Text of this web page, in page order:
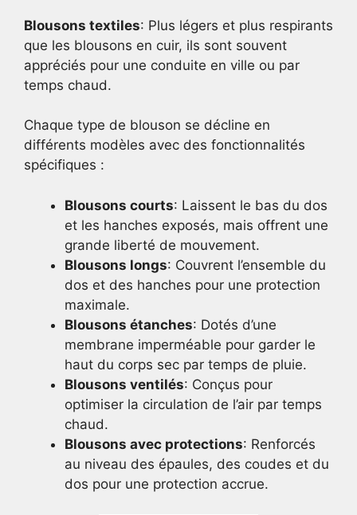
Blousons textiles: Plus légers et plus respirants
que les blousons en cuir, ils sont souvent
appréciés pour une conduite en ville ou par
temps chaud.
Chaque type de blouson se décline en
différents modèles avec des fonctionnalités
spécifiques :
Blousons courts: Laissent le bas du dos
et les hanches exposés, mais offrent une
grande liberté de mouvement.
Blousons longs: Couvrent l’ensemble du
dos et des hanches pour une protection
maximale.
Blousons étanches: Dotés d’une
membrane imperméable pour garder le
haut du corps sec par temps de pluie.
Blousons ventilés: Conçus pour
optimiser la circulation de l’air par temps
chaud.
Blousons avec protections: Renforcés
au niveau des épaules, des coudes et du
dos pour une protection accrue.